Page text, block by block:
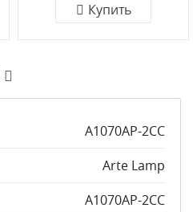
Купить
A1070AP-2CC
Arte Lamp
A1070AP-2CC